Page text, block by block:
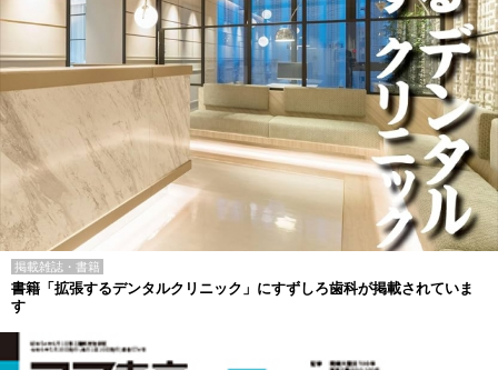
掲載雑誌・書籍
書籍「拡張するデンタルクリニック」にすずしろ歯科が掲載されていま
す